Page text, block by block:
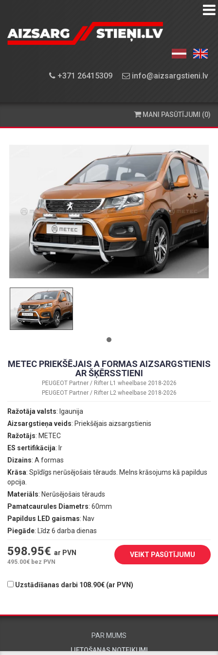
+371 26415309 info@aizsargstieni.lv
AIZSARGSTIEŅU
APRĪKOJUMA
PIEGĀDE
MANI PASŪTĪJUMI (0)
METEC PRIEKŠĒJAIS A FORMAS AIZSARGSTIENIS
AR ŠĶĒRSSTIENI
PEUGEOT Partner / Rifter L1 wheelbase 2018-2026
PEUGEOT Partner / Rifter L2 wheelbase 2018-2026
Ražotāja valsts: Igaunija
Aizsargstieņa veids: Priekšējais aizsargstienis
Ražotājs: METEC
ES sertifikācija: Ir
Dizains: A formas
Krāsa: Spīdīgs nerūsējošais tērauds. Melns krāsojums kā papildus
opcija.
Materiāls: Nerūsējošais tērauds
Pamatcaurules Diametrs: 60mm
Papildus LED gaismas: Nav
Piegāde: Līdz 6 darba dienas
598.95€ ar PVN
495.00€ bez PVN
VEIKT PASŪTĪJUMU
Uzstādīšanas darbi 108.90€ (ar PVN)
PAR MUMS
LIETOŠANAS NOTEIKUMI